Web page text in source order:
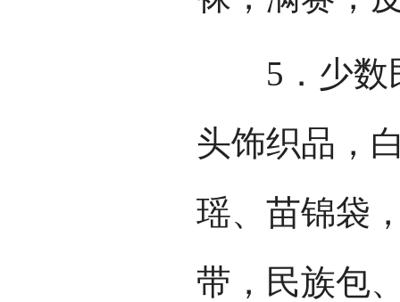
5．少数民
头饰织品，
瑶、苗锦袋
带，民族包